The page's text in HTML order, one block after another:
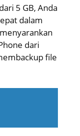
5 GB, Anda
dalam
dari
file